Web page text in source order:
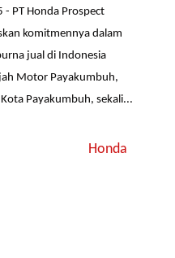
PT Honda Prospect
komitmennya dalam
jual di Indonesia
Motor Payakumbuh,
Payakumbuh, sekali...
Honda